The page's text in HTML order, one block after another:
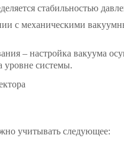
стабильностью
с механическими
– настройка вакуума
уровне системы.
учитывать следующее: